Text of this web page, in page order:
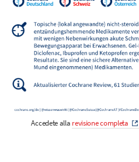
Accedete alla revisione completa